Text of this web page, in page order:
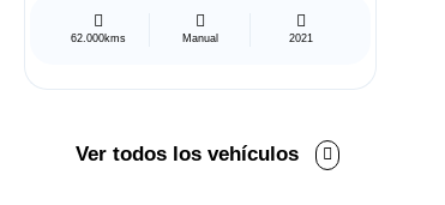
62.000kms Manual 2021
Ver todos los vehículos
956205012